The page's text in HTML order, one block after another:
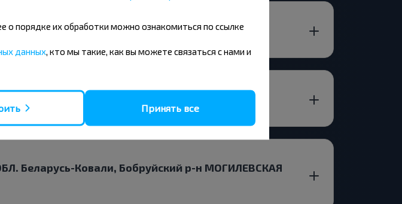
Беларусь-Ковали, Бобруйский р-н МОГИЛЕВСКАЯ
о порядке их обработки можно ознакомиться по ссылке
данных , кто мы такие, как вы можете связаться с нами и
Принять все